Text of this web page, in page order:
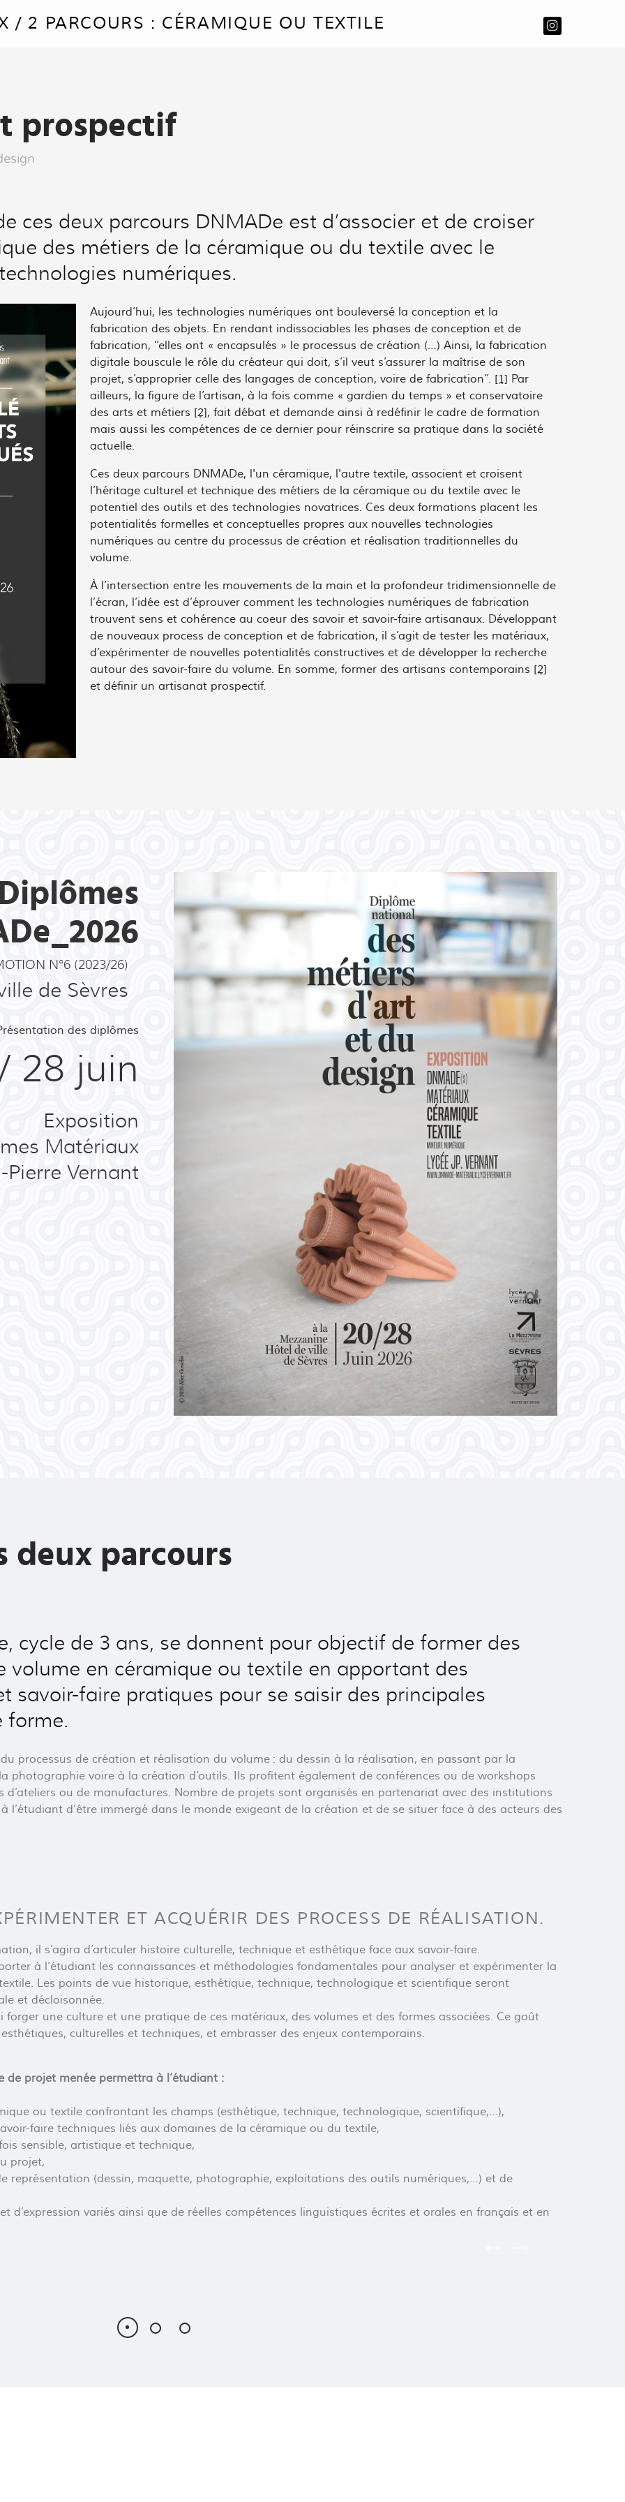
/ 2 PARCOURS : CÉRAMIQUE OU TEXTILE
prospectif
ces deux parcours DNMADe est d’associer et de croiser
des métiers de la céramique ou du textile avec le
numériques.
Aujourd’hui, les technologies numériques ont bouleversé la conception et la
fabrication des objets. En rendant indissociables les phases de conception et de
fabrication, ‘‘elles ont « encapsulés » le processus de création (…) Ainsi, la fabrication
digitale bouscule le rôle du créateur qui doit, s’il veut s’assurer la maîtrise de son
projet, s’approprier celle des langages de conception, voire de fabrication’’. [1] Par
ailleurs, la figure de l’artisan, à la fois comme « gardien du temps » et conservatoire
des arts et métiers [2], fait débat et demande ainsi à redéfinir le cadre de formation
mais aussi les compétences de ce dernier pour réinscrire sa pratique dans la société
actuelle.
Ces deux parcours DNMADe, l'un céramique, l'autre textile, associent et croisent
l’héritage culturel et technique des métiers de la céramique ou du textile avec le
potentiel des outils et des technologies novatrices. Ces deux formations placent les
potentialités formelles et conceptuelles propres aux nouvelles technologies
numériques au centre du processus de création et réalisation traditionnelles du
volume.
À l’intersection entre les mouvements de la main et la profondeur tridimensionnelle de
l’écran, l’idée est d’éprouver comment les technologies numériques de fabrication
trouvent sens et cohérence au coeur des savoir et savoir-faire artisanaux. Développant
de nouveaux process de conception et de fabrication, il s’agit de tester les matériaux,
d’expérimenter de nouvelles potentialités constructives et de développer la recherche
autour des savoir-faire du volume. En somme, former des artisans contemporains [2]
et définir un artisanat prospectif.
N°6 (2023/26)
de Sèvres
des diplômes
28 juin
Exposition
Matériaux
Pierre Vernant
deux parcours
cycle de 3 ans, se donnent pour objectif de former des
volume en céramique ou textile en apportant des
savoir-faire pratiques pour se saisir des principales
forme.
processus de création et réalisation du volume : du dessin à la réalisation, en passant par la
photographie voire à la création d’outils. Ils profitent également de conférences ou de workshops
d’ateliers ou de manufactures. Nombre de projets sont organisés en partenariat avec des institutions
d’être immergé dans le monde exigeant de la création et de se situer face à des acteurs des
ET ACQUÉRIR DES PROCESS DE RÉALISATION.
il s’agira d’articuler histoire culturelle, technique et esthétique face aux savoir-faire.
à l’étudiant les connaissances et méthodologies fondamentales pour analyser et expérimenter la
Les points de vue historique, esthétique, technique, technologique et scientifique seront
et décloisonnée.
forger une culture et une pratique de ces matériaux, des volumes et des formes associées. Ce goût
culturelles et techniques, et embrasser des enjeux contemporains.
de projet menée permettra à l’étudiant :
ou textile confrontant les champs (esthétique, technique, technologique, scientifique,…),
faire techniques liés aux domaines de la céramique ou du textile,
sensible, artistique et technique,
projet,
représentation (dessin, maquette, photographie, exploitations des outils numériques,…) et de
d’expression variés ainsi que de réelles compétences linguistiques écrites et orales en français et en